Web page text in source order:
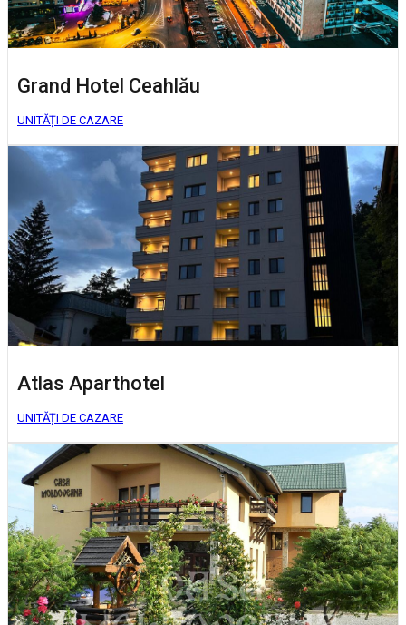
Grand Hotel Ceahlău
UNITĂȚI DE CAZARE
Atlas Aparthotel
UNITĂȚI DE CAZARE